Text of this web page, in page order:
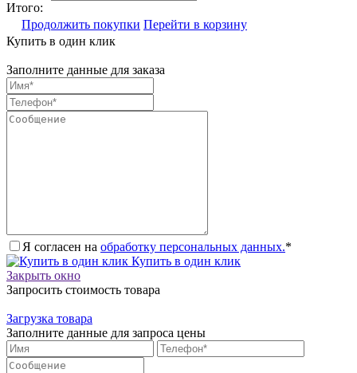
Итого:
Продолжить покупки Перейти в корзину
Купить в один клик
Заполните данные для заказа
Я согласен на обработку персональных данных.*
Купить в один клик
Закрыть окно
Запросить стоимость товара
Загрузка товара
Заполните данные для запроса цены